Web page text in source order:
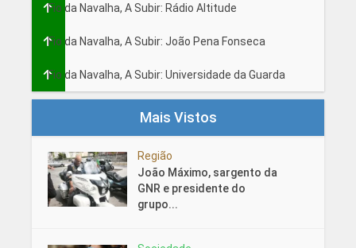
Fio da Navalha, A Subir: Rádio Altitude
Fio da Navalha, A Subir: João Pena Fonseca
Fio da Navalha, A Subir: Universidade da Guarda
Mais Vistos
Região
João Máximo, sargento da
GNR e presidente do
grupo...